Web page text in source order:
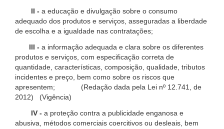
II - a educação e divulgação sobre o consumo
adequado dos produtos e serviços, asseguradas a liberdade
de escolha e a igualdade nas contratações;
III - a informação adequada e clara sobre os diferentes
produtos e serviços, com especificação correta de
quantidade, características, composição, qualidade, tributos
incidentes e preço, bem como sobre os riscos que
apresentem; (Redação dada pela Lei nº 12.741, de
2012) (Vigência)
IV - a proteção contra a publicidade enganosa e
abusiva, métodos comerciais coercitivos ou desleais, bem